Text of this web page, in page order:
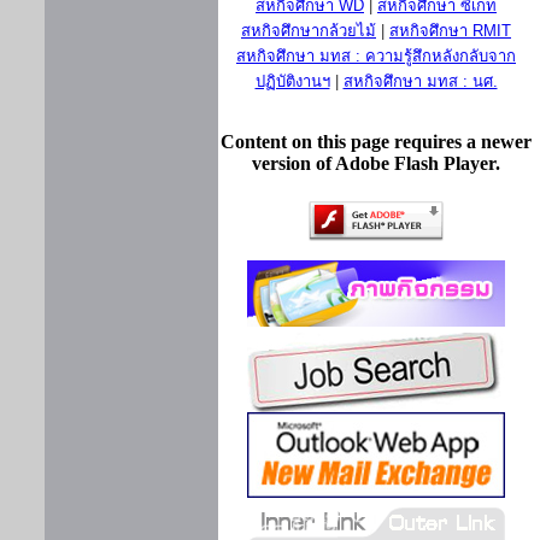
สหกิจศึกษา WD
สหกิจศึกษา ซีเกท
สหกิจศึกษากล้วยไม้
สหกิจศึกษา RMIT
สหกิจศึกษา มทส : ความรู้สึกหลังกลับจาก
ปฏิบัติงานฯ| สหกิจศึกษา มทส : นศ.
Content on this page requires a newer
version of Adobe Flash Player.